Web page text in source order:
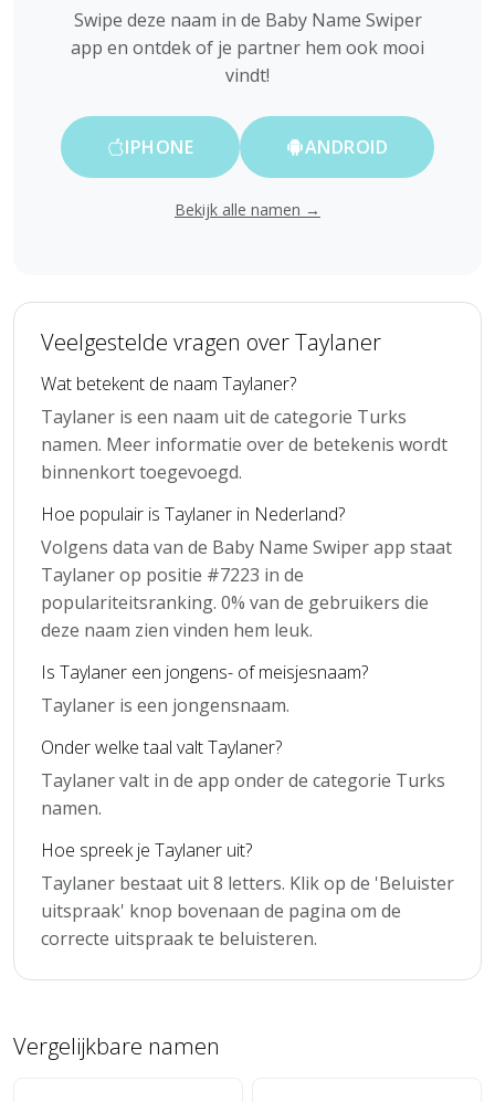
Swipe deze naam in de Baby Name Swiper
app en ontdek of je partner hem ook mooi
vindt!
IPHONE ANDROID
Bekijk alle namen →
Veelgestelde vragen over Taylaner
Wat betekent de naam Taylaner?
Taylaner is een naam uit de categorie Turks
namen. Meer informatie over de betekenis wordt
binnenkort toegevoegd.
Hoe populair is Taylaner in Nederland?
Volgens data van de Baby Name Swiper app staat
Taylaner op positie #7223 in de
populariteitsranking. 0% van de gebruikers die
deze naam zien vinden hem leuk.
Is Taylaner een jongens- of meisjesnaam?
Taylaner is een jongensnaam.
Onder welke taal valt Taylaner?
Taylaner valt in de app onder de categorie Turks
namen.
Hoe spreek je Taylaner uit?
Taylaner bestaat uit 8 letters. Klik op de 'Beluister
uitspraak' knop bovenaan de pagina om de
correcte uitspraak te beluisteren.
Vergelijkbare namen